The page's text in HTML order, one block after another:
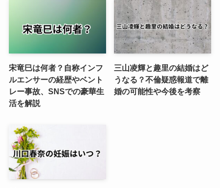
宋竜巳は何者？自称インフ
ルエンサーの経歴やベント
レー事故、SNSでの豪華生
活を解説
三山凌輝と趣里の結婚はど
うなる？不倫疑惑報道で離
婚の可能性や今後を考察